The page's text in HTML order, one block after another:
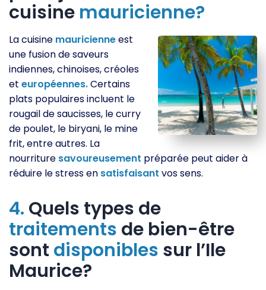
cuisine mauricienne?
La cuisine mauricienneest
une fusion de saveurs
indiennes, chinoises, créoles
et européennes.Certains
plats populaires incluent le
rougail de saucisses, le curry
de poulet, le biryani, le mine
frit, entre autres. La
nourriture savoureusement préparée peut aider à
réduire le stress en satisfaisant vos sens.
4. Quels types de
traitements de bien-être
sont disponibles sur l’Ile
Maurice?